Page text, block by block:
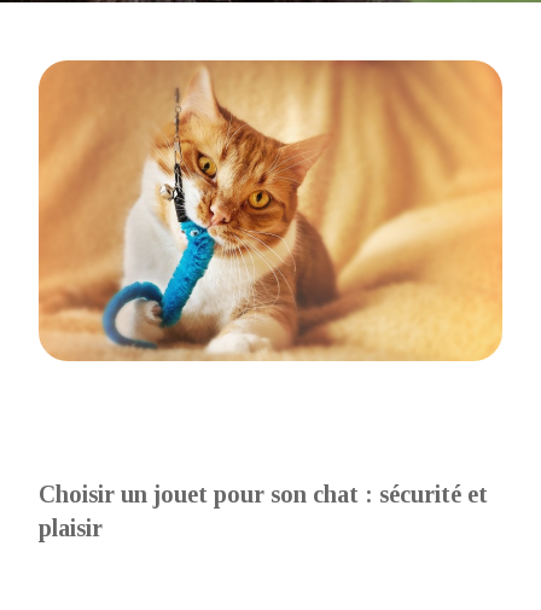
Choisir un jouet pour son chat : sécurité et
plaisir